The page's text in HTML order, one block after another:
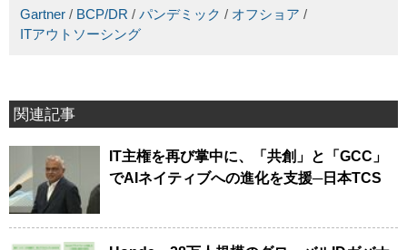
Gartner / BCP/DR / パンデミック / オフショア /
ITアウトソーシング
関連記事
IT主権を再び掌中に、「共創」と「GCC」
でAIネイティブへの進化を支援─日本TCS